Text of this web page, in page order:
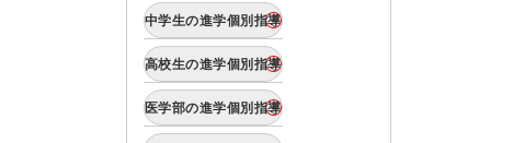
中学生の進学個別指導
高校生の進学個別指導
医学部の進学個別指導